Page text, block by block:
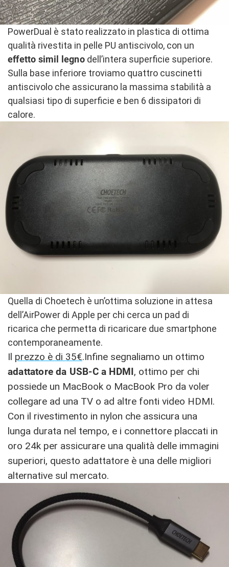
PowerDual è stato realizzato in plastica di ottima
qualità rivestita in pelle PU antiscivolo, con un
effetto simil legnodell’intera superficie superiore.
Sulla base inferiore troviamo quattro cuscinetti
antiscivolo che assicurano la massima stabilità a
qualsiasi tipo di superficie e ben 6 dissipatori di
calore.
Quella di Choetech è un’ottima soluzione in attesa
dell’AirPower di Apple per chi cerca un pad di
ricarica che permetta di ricaricare due smartphone
contemporaneamente.
Il prezzo è di 35€.Infine segnaliamo un ottimo
adattatore da USB-C a HDMI, ottimo per chi
possiede un MacBook o MacBook Pro da voler
collegare ad una TV o ad altre fonti video HDMI.
Con il rivestimento in nylon che assicura una
lunga durata nel tempo, e i connettore placcati in
oro 24k per assicurare una qualità delle immagini
superiori, questo adattatore è una delle migliori
alternative sul mercato.